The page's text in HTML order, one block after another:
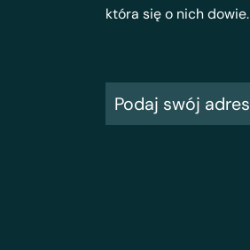
która się o nich dowie.